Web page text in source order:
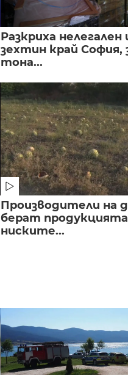
Разкриха нелегален
зехтин край София,
тона...
Производители на
берат продукцията
ниските...